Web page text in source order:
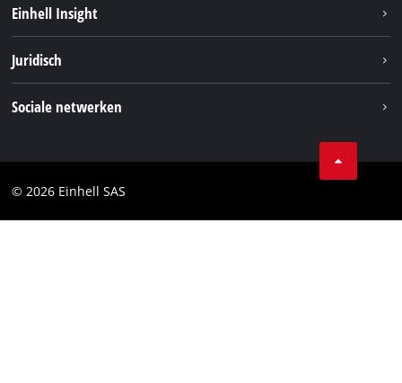
Service
Einhell Insight
Carrière
Juridisch
Compliance
Sociale netwerken
Youtube
© 2026 Einhell SAS